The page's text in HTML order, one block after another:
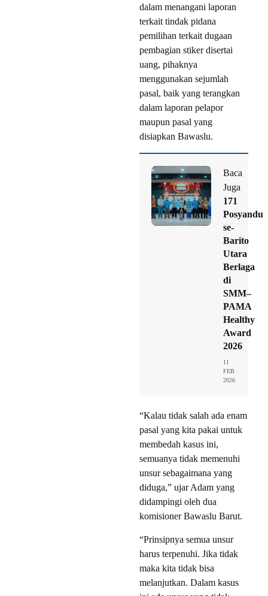
dalam menangani laporan
terkait tindak pidana
pemilihan terkait dugaan
pembagian stiker disertai
uang, pihaknya
menggunakan sejumlah
pasal, baik yang terangkan
dalam laporan pelapor
maupun pasal yang
disiapkan Bawaslu.
Baca
Juga
171
Posyandu
se-
Barito
Utara
Berlaga
di
SMM–
PAMA
Healthy
Award
2026
11
FEB
2026
“Kalau tidak salah ada enam
pasal yang kita pakai untuk
membedah kasus ini,
semuanya tidak memenuhi
unsur sebagaimana yang
diduga,” ujar Adam yang
didampingi oleh dua
komisioner Bawaslu Barut.
“Prinsipnya semua unsur
harus terpenuhi. Jika tidak
maka kita tidak bisa
melanjutkan. Dalam kasus